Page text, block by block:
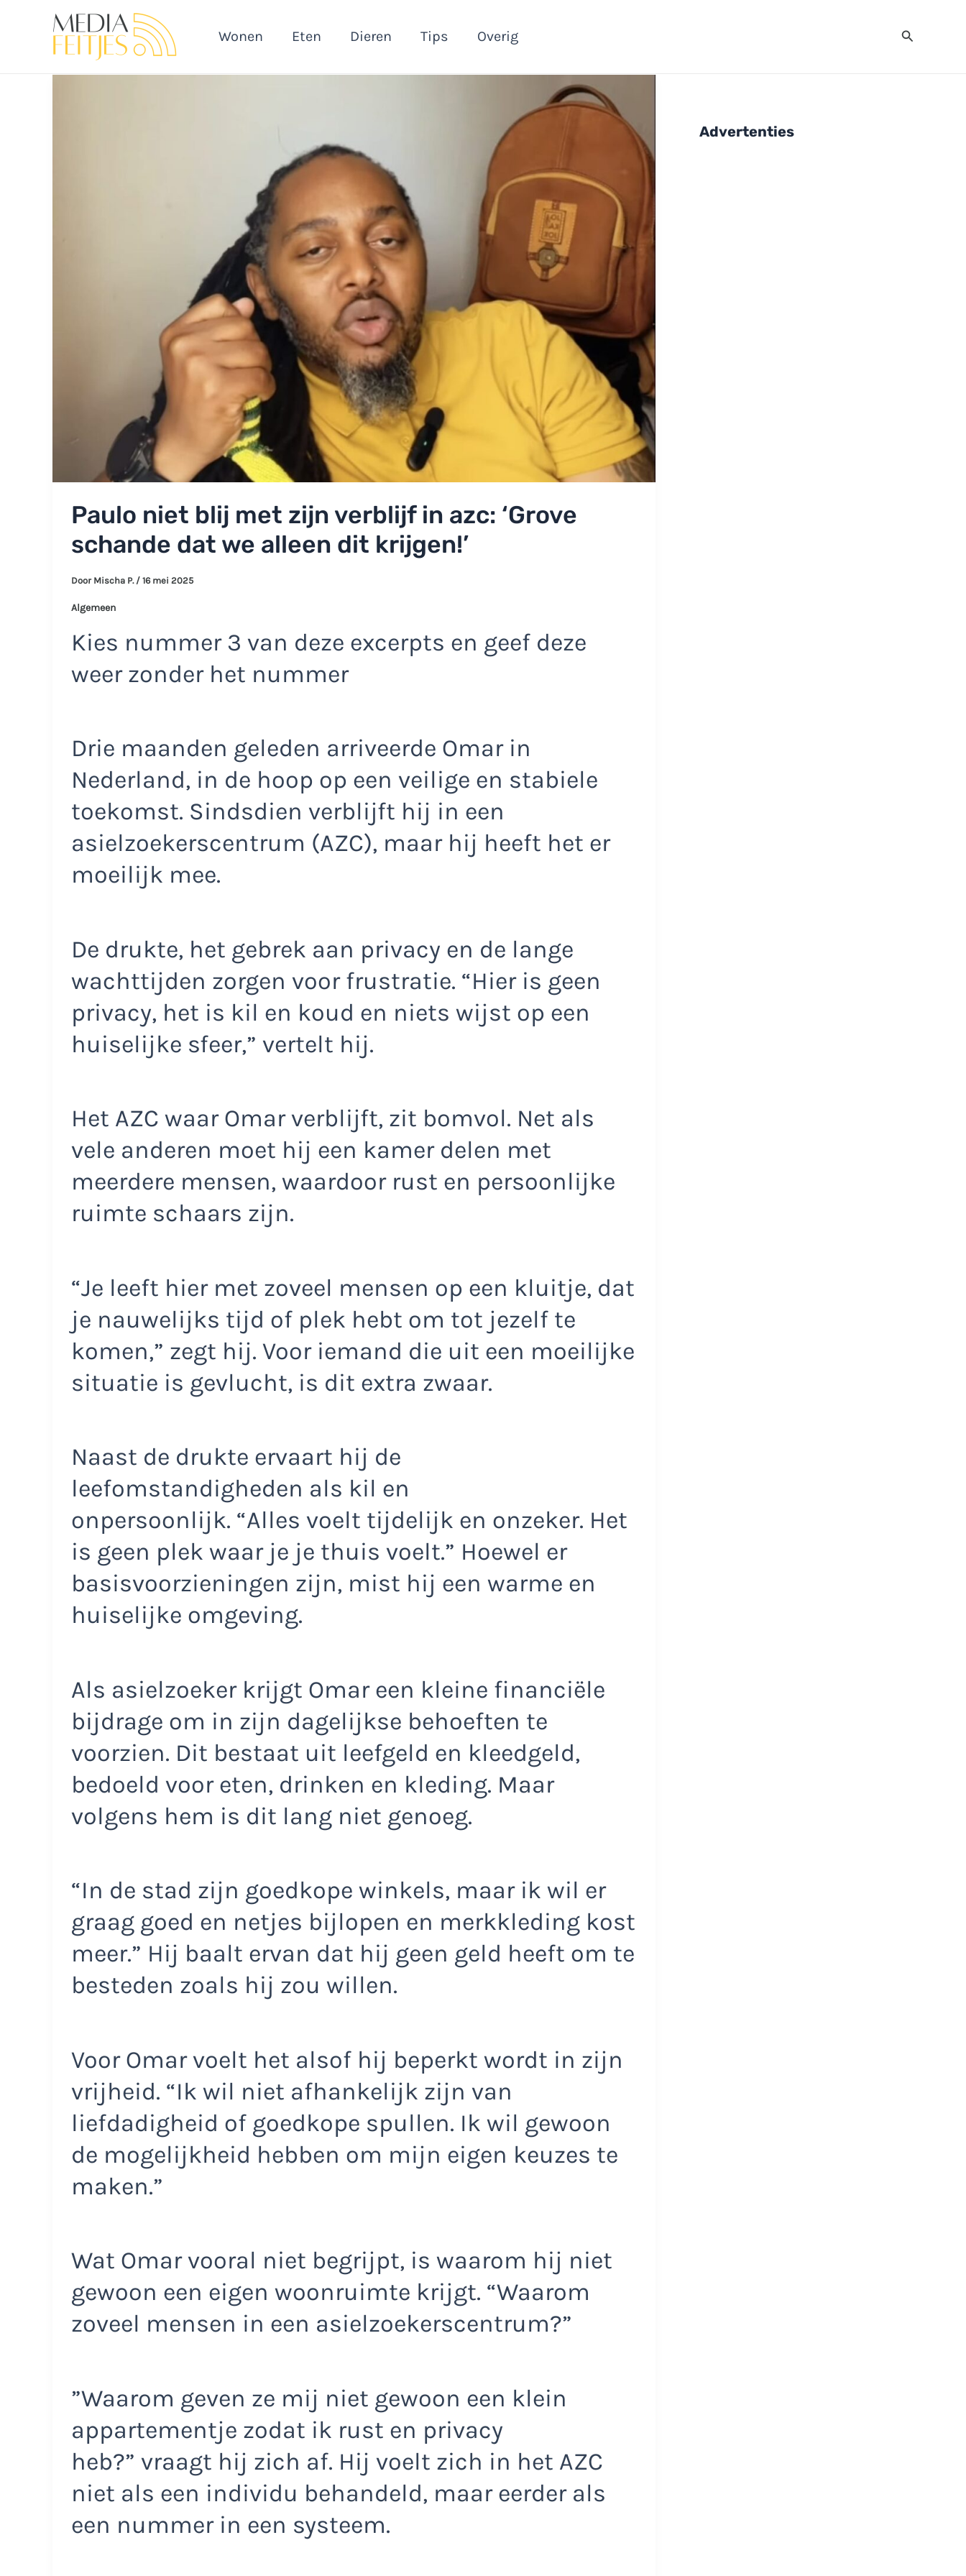
Wonen Eten Dieren Tips Overig Zoeken
Paulo niet blij met zijn verblijf in azc: ‘Grove
schande dat we alleen dit krijgen!’
Door Mischa P. / 16 mei 2025
Algemeen
Kies nummer 3 van deze excerpts en geef deze
weer zonder het nummer
Drie maanden geleden arriveerde Omar in
Nederland, in de hoop op een veilige en stabiele
toekomst. Sindsdien verblijft hij in een
asielzoekerscentrum (AZC), maar hij heeft het er
moeilijk mee.
De drukte, het gebrek aan privacy en de lange
wachttijden zorgen voor frustratie. “Hier is geen
privacy, het is kil en koud en niets wijst op een
huiselijke sfeer,” vertelt hij.
Het AZC waar Omar verblijft, zit bomvol. Net als
vele anderen moet hij een kamer delen met
meerdere mensen, waardoor rust en persoonlijke
ruimte schaars zijn.
“Je leeft hier met zoveel mensen op een kluitje, dat
je nauwelijks tijd of plek hebt om tot jezelf te
komen,” zegt hij. Voor iemand die uit een moeilijke
situatie is gevlucht, is dit extra zwaar.
Naast de drukte ervaart hij de
leefomstandigheden als kil en
onpersoonlijk. “Alles voelt tijdelijk en onzeker. Het
is geen plek waar je je thuis voelt.” Hoewel er
basisvoorzieningen zijn, mist hij een warme en
huiselijke omgeving.
Als asielzoeker krijgt Omar een kleine financiële
bijdrage om in zijn dagelijkse behoeften te
voorzien. Dit bestaat uit leefgeld en kleedgeld,
bedoeld voor eten, drinken en kleding. Maar
volgens hem is dit lang niet genoeg.
“In de stad zijn goedkope winkels, maar ik wil er
graag goed en netjes bijlopen en merkkleding kost
meer.” Hij baalt ervan dat hij geen geld heeft om te
besteden zoals hij zou willen.
Voor Omar voelt het alsof hij beperkt wordt in zijn
vrijheid. “Ik wil niet afhankelijk zijn van
liefdadigheid of goedkope spullen. Ik wil gewoon
de mogelijkheid hebben om mijn eigen keuzes te
maken.”
Wat Omar vooral niet begrijpt, is waarom hij niet
gewoon een eigen woonruimte krijgt. “Waarom
zoveel mensen in een asielzoekerscentrum?”
”Waarom geven ze mij niet gewoon een klein
appartementje zodat ik rust en privacy
heb?” vraagt hij zich af. Hij voelt zich in het AZC
niet als een individu behandeld, maar eerder als
een nummer in een systeem.
Advertenties